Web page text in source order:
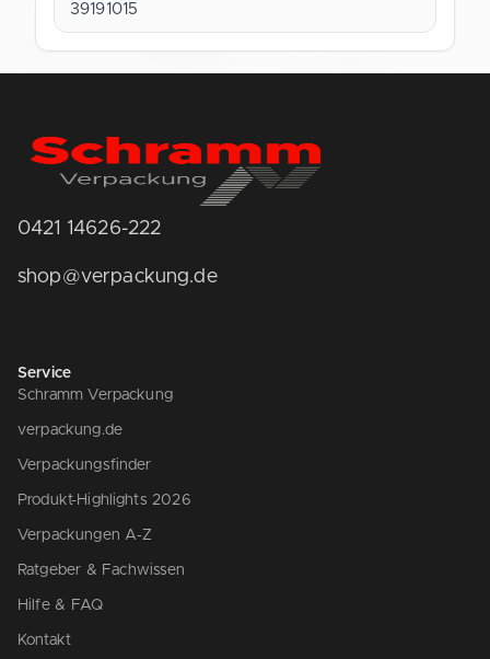
39191015
0421 14626-222
shop@verpackung.de
Service
Schramm Verpackung
verpackung.de
Verpackungsfinder
Produkt-Highlights 2026
Verpackungen A-Z
Ratgeber & Fachwissen
Hilfe & FAQ
Kontakt